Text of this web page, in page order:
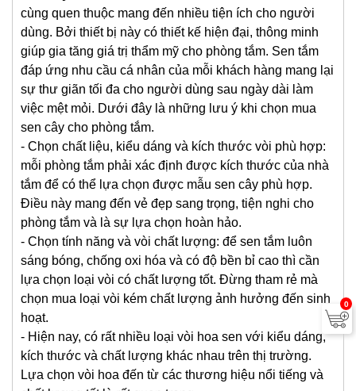
cùng quen thuộc mang đến nhiều tiện ích cho người
dùng. Bởi thiết bị này có thiết kế hiện đại, thông minh
giúp gia tăng giá trị thẩm mỹ cho phòng tắm. Sen tắm
đáp ứng nhu cầu cá nhân của mỗi khách hàng mang lại
sự thư giãn tối đa cho người dùng sau ngày dài làm
việc mệt mỏi. Dưới đây là những lưu ý khi chọn mua
sen cây cho phòng tắm.
- Chọn chất liệu, kiểu dáng và kích thước vòi phù hợp:
mỗi phòng tắm phải xác định được kích thước của nhà
tắm để có thể lựa chọn được mẫu sen cây phù hợp.
Điều này mang đến vẻ đẹp sang trọng, tiện nghi cho
phòng tắm và là sự lựa chọn hoàn hảo.
- Chọn tính năng và vòi chất lượng: để sen tắm luôn
sáng bóng, chống oxi hóa và có độ bền bỉ cao thì cần
lựa chọn loại vòi có chất lượng tốt. Đừng tham rẻ mà
chọn mua loại vòi kém chất lượng ảnh hưởng đến sinh
hoạt.
- Hiện nay, có rất nhiều loại vòi hoa sen với kiểu dáng,
kích thước và chất lượng khác nhau trên thị trường.
Lựa chọn vòi hoa đến từ các thương hiệu nổi tiếng và
0